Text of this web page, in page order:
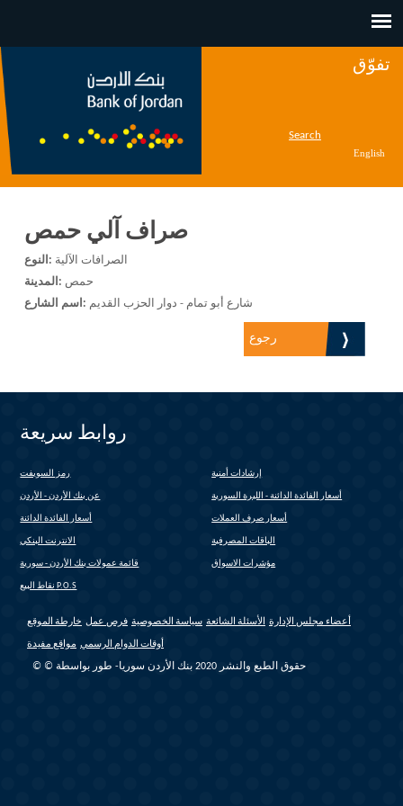
تفوّق
Search
English
صراف آلي حمص
النوع: الصرافات الآلية
المدينة: حمص
اسم الشارع: شارع أبو تمام - دوار الحزب القديم
رجوع
روابط سريعة
رمز السويفت إرشادات أمنية
عن بنك الأردن - الأردن أسعار الفائدة الدائنة - الليرة السورية
أسعار الفائدة الدائنة أسعار صرف العملات
الانترنت البنكي الباقات المصرفية
قائمة عمولات بنك الأردن - سورية مؤشرات الاسواق
نقاط البيع P.O.S
خارطة الموقع فرص عمل سياسة الخصوصية الأسئلة الشائعة أعضاء مجلس الإدارة
مواقع مفيدة أوقات الدوام الرسمي
© © حقوق الطبع والنشر 2020 بنك الأردن سوريا- طور بواسطة